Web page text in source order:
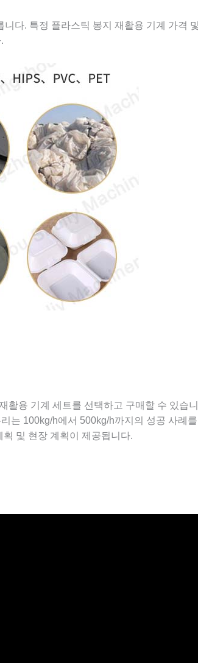
다. 특정 플라스틱 봉지 재활용 기계 가격
활용 기계 세트를 선택하고 구매할 수 있습
는 100kg/h에서 500kg/h까지의 성공 사례
및 현장 계획이 제공됩니다.